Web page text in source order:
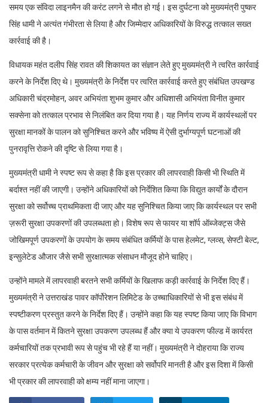
समय एक संविदा लाइनमैन की करंट लगने से मौत हो गई। इस दुर्घटना को मुख्यमंत्री पुष्कर
सिंह धामी ने अत्यंत गंभीरता से लिया है और जिम्मेदार अधिकारियों के विरुद्ध तत्काल सख्त
कार्रवाई की है।
विधायक महंत दलीप सिंह रावत की शिकायत का संज्ञान लेते हुए मुख्यमंत्री ने त्वरित कार्रवाई
करने के निर्देश दिए थे। मुख्यमंत्री के निर्देश पर त्वरित कार्रवाई करते हुए संबंधित उपखण्ड
अधिकारी चंद्रमोहन, अवर अभियंता शुभम कुमार और अधिशासी अभियंता विनीत कुमार
सक्सेना को तत्काल प्रभाव से निलंबित कर दिया गया है। यह निर्णय राज्य में कार्यस्थलों पर
सुरक्षा मानकों के पालन को सुनिश्चित करने और भविष्य में ऐसी दुर्भाग्यपूर्ण घटनाओं की
पुनरावृत्ति रोकने की दृष्टि से लिया गया है।
मुख्यमंत्री धामी ने स्पष्ट रूप से कहा है कि इस प्रकार की लापरवाही किसी भी स्थिति में
बर्दाश्त नहीं की जाएगी। उन्होंने अधिकारियों को निर्देशित किया कि विद्युत कार्यों के दौरान
सुरक्षा को सर्वोच्च प्राथमिकता दी जाए और यह सुनिश्चित किया जाए कि कार्यस्थल पर सभी
ज़रूरी सुरक्षा उपकरणों की उपलब्धता हो। विशेष रूप से फायर या शॉर्प ऑब्जेक्ट्स जैसे
जोखिमपूर्ण उपकरणों के उपयोग के समय संबंधित कर्मियों के पास हेलमेट, ग्लव्स, सेफ्टी बेल्ट,
इन्सुलेटेड औजार जैसे सभी सुरक्षात्मक संसाधन मौजूद होने चाहिए।
उन्होंने मामले में लापरवाही बरतने सभी कर्मियों के खिलाफ कड़ी कार्रवाई के निर्देश दिए हैं।
मुख्यमंत्री ने उत्तराखंड पावर कॉर्पोरेशन लिमिटेड के उच्चाधिकारियों से भी इस संबंध में
स्पष्टीकरण प्रस्तुत करने के निर्देश दिए हैं। उन्होंने कहा कि यह स्पष्ट किया जाए कि विभाग
के पास वर्तमान में कितने सुरक्षा उपकरण उपलब्ध हैं और क्या ये उपकरण फील्ड में कार्यरत
कर्मचारियों तक प्रभावी रूप से पहुंच भी रहे हैं या नहीं। मुख्यमंत्री ने दोहराया कि राज्य
सरकार प्रत्येक कर्मचारी के जीवन और सुरक्षा को सर्वोपरि मानती है और इस दिशा में किसी
भी प्रकार की लापरवाही को क्षम्य नहीं माना जाएगा।